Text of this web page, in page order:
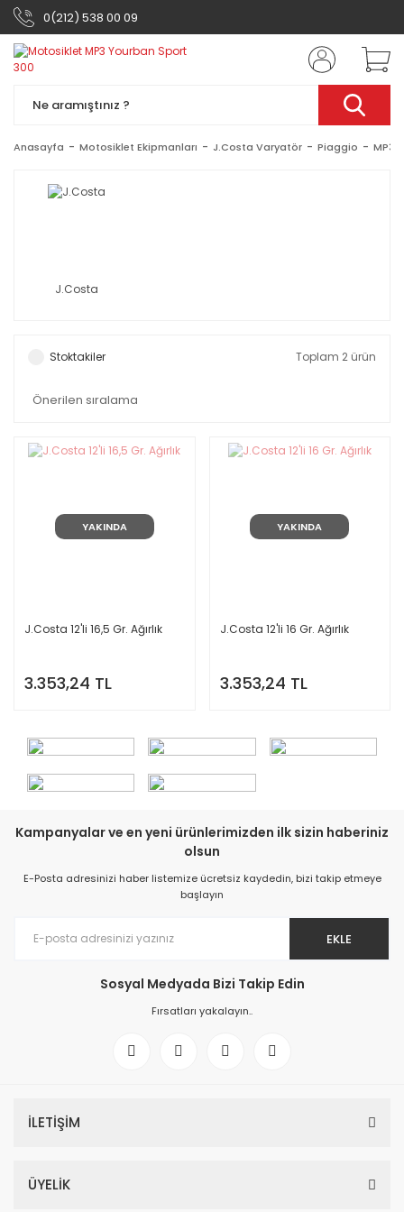
0(212) 538 00 09
Anasayfa Motosiklet Ekipmanları J.Costa Varyatör Piaggio MP3
J.Costa
Stoktakiler Toplam 2 ürün
YAKINDA
J.Costa 12'li 16,5 Gr. Ağırlık
3.353,24 TL
YAKINDA
J.Costa 12'li 16 Gr. Ağırlık
3.353,24 TL
Kampanyalar ve en yeni ürünlerimizden ilk sizin haberiniz
olsun
E-Posta adresinizi haber listemize ücretsiz kaydedin, bizi takip etmeye
başlayın
EKLE
Sosyal Medyada Bizi Takip Edin
Fırsatları yakalayın..
İLETİŞİM
ÜYELİK